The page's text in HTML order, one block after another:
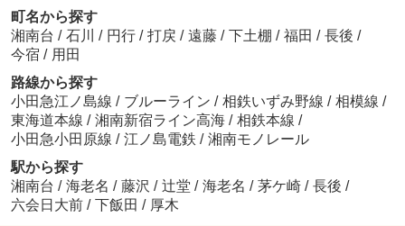
町名から探す
湘南台 / 石川 / 円行 / 打戻 / 遠藤 / 下土棚 / 福田 / 長後 /
今宿 / 用田
路線から探す
小田急江ノ島線 / ブルーライン / 相鉄いずみ野線 / 相模線 /
東海道本線 / 湘南新宿ライン高海 / 相鉄本線 /
小田急小田原線 / 江ノ島電鉄 / 湘南モノレール
駅から探す
湘南台 / 海老名 / 藤沢 / 辻堂 / 海老名 / 茅ケ崎 / 長後 /
六会日大前 / 下飯田 / 厚木